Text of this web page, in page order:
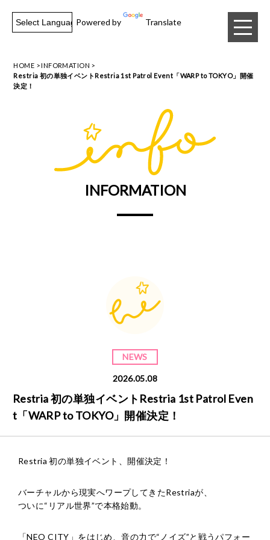
Powered by Translate
HOME
INFORMATION
Restria 初の単独イベントRestria 1st Patrol Event「WARP to TOKYO」開催
決定！
INFORMATION
NEWS
2026.05.08
Restria 初の単独イベントRestria 1st Patrol Even
t「WARP to TOKYO」開催決定！
Restria 初の単独イベント、開催決定！
バーチャルから現実へワープしてきたRestriaが、
ついに“リアル世界”で本格始動。
「NEO CITY」をはじめ、音の力で“ノイズ”と戦うパフォー